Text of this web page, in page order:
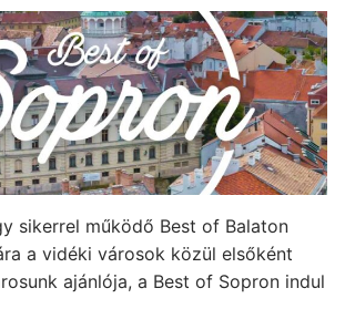
sikerrel működő Best of Balaton
a vidéki városok közül elsőként
ajánlója, a Best of Sopron indul